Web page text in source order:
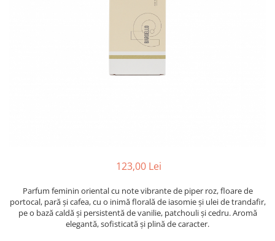
Pielarie
Floral-Aldehidic
Floral-Lemnos
Floral-Fructat
Citric
123,00 Lei
Parfum feminin oriental cu note vibrante de piper roz, floare de
portocal, pară și cafea, cu o inimă florală de iasomie și ulei de trandafir,
pe o bază caldă și persistentă de vanilie, patchouli și cedru. Aromă
elegantă, sofisticată și plină de caracter.